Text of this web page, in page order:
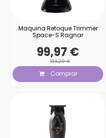
Maquina Retoque Trimmer
Space-S Ragnar
99,97 €
133,29 €
Comprar